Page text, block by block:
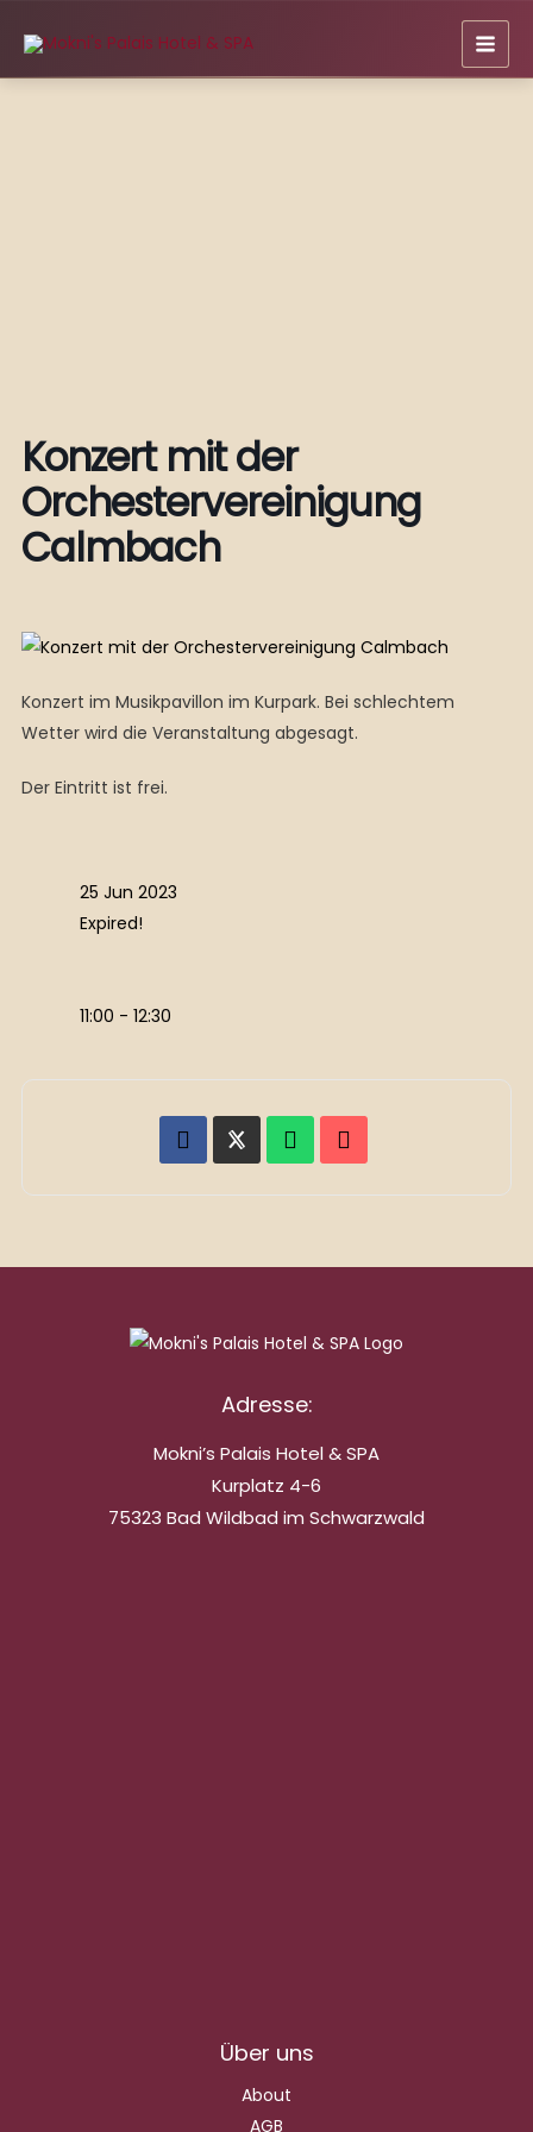
content
Konzert mit der
Orchestervereinigung
Calmbach
Konzert im Musikpavillon im Kurpark. Bei schlechtem
Wetter wird die Veranstaltung abgesagt.
Der Eintritt ist frei.
25 Jun 2023
Expired!
11:00 - 12:30
Adresse:
Mokni’s Palais Hotel & SPA
Kurplatz 4-6
75323 Bad Wildbad im Schwarzwald
Über uns
About
AGB